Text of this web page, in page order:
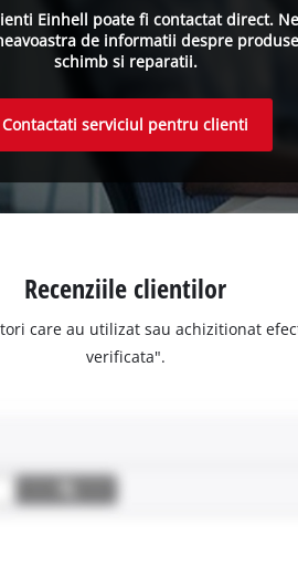
Einhell poate fi contactat direct.
de informatii despre
schimb si reparatii.
Contactati serviciul pentru clienti
Recenziile clientilor
care au utilizat sau achizitionat
verificata".